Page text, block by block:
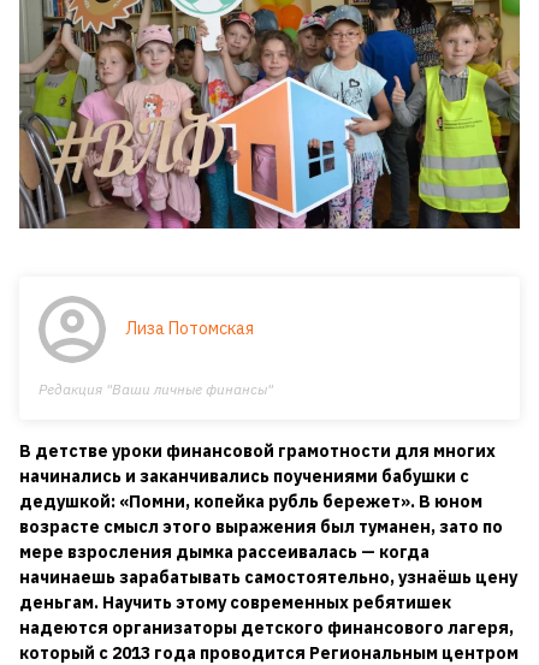
Лиза Потомская
Редакция "Ваши личные финансы"
В детстве уроки финансовой грамотности для многих
начинались и заканчивались поучениями бабушки с
дедушкой: «Помни, копейка рубль бережет». В юном
возрасте смысл этого выражения был туманен, зато по
мере взросления дымка рассеивалась — когда
начинаешь зарабатывать самостоятельно, узнаёшь цену
деньгам. Научить этому современных ребятишек
надеются организаторы детского финансового лагеря,
который с 2013 года проводится Региональным центром